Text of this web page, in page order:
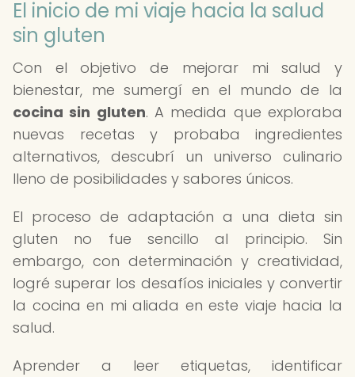
El inicio de mi viaje hacia la salud
sin gluten
Con el objetivo de mejorar mi salud y
bienestar, me sumergí en el mundo de la
cocina sin gluten. A medida que exploraba
nuevas recetas y probaba ingredientes
alternativos, descubrí un universo culinario
lleno de posibilidades y sabores únicos.
El proceso de adaptación a una dieta sin
gluten no fue sencillo al principio. Sin
embargo, con determinación y creatividad,
logré superar los desafíos iniciales y convertir
la cocina en mi aliada en este viaje hacia la
salud.
Aprender a leer etiquetas, identificar